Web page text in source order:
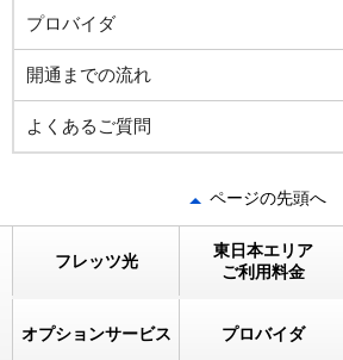
プロバイダ
開通までの流れ
よくあるご質問
ページの先頭へ
フレッツ光
東日本エリア
ご利用料金
オプションサービス プロバイダ